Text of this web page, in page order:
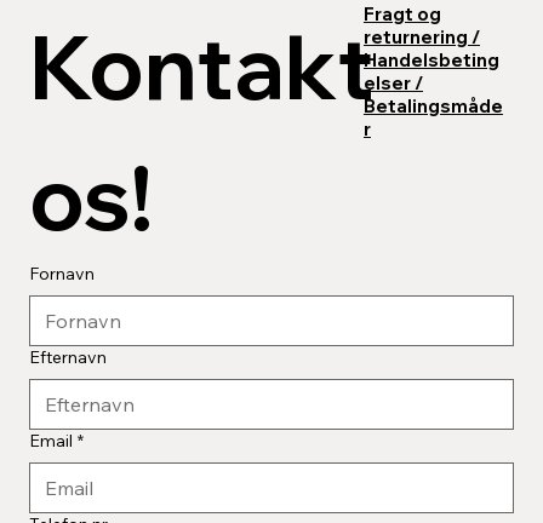
Kontaktinfo
Adresse: Rungsvej, 7100 Vejle
WoodCreate@outlook.dk
Kontakt
os!
Fornavn
Efternavn
Email *
Fragt og
returnering /
Handelsbeting
elser /
Betalingsmåde
r